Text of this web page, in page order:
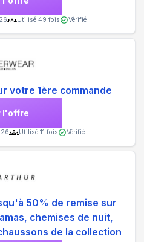
Utilisé 49 fois Vérifié
votre 1ère commande
l'offre
Utilisé 11 fois Vérifié
50% de remise sur
chemises de nuit,
de la collection